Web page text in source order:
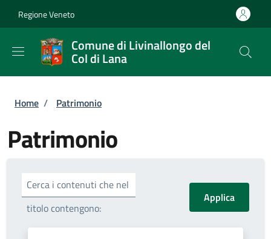
Regione Veneto
Comune di Livinallongo del
Col di Lana
Briciole di pane
Home / Patrimonio
Patrimonio
Cerca i contenuti che nel
titolo contengono: